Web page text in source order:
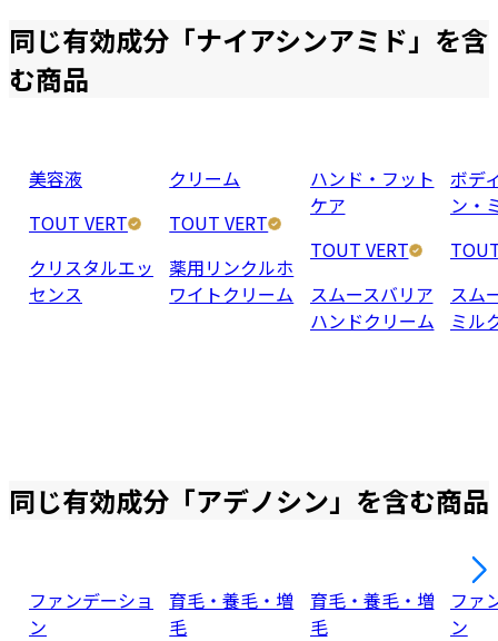
同じ有効成分「ナイアシンアミド」を含
む商品
美容液
TOUT VERT
クリスタルエッ
センス
クリーム
TOUT VERT
薬用リンクルホ
ワイトクリーム
ハンド・フット
ケア
TOUT VERT
スムースバリア
ハンドクリーム
ボデ
ン・
スム
ミル
同じ有効成分「アデノシン」を含む商品
ファンデーショ
ン
育毛・養毛・増
毛
育毛・養毛・増
毛
ファ
ン